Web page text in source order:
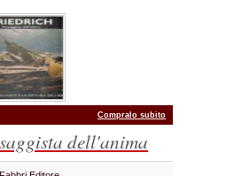
Compralo subito
dell'anima